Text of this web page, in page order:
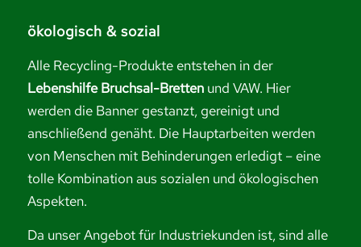
ökologisch & sozial
Alle Recycling-Produkte entstehen in der
Lebenshilfe Bruchsal-Bretten und VAW. Hier
werden die Banner gestanzt, gereinigt und
anschließend genäht. Die Hauptarbeiten werden
von Menschen mit Behinderungen erledigt – eine
tolle Kombination aus sozialen und ökologischen
Aspekten.
Da unser Angebot für Industriekunden ist, sind alle